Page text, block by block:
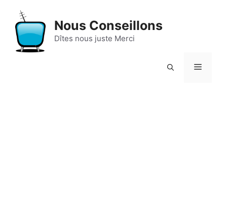
contenu
Nous Conseillons
Dîtes nous juste Merci
Menu